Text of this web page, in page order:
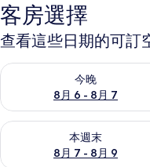
客房選擇
查看這些日期的可訂
今晚
8月 6 - 8月 7
查看今晚 8月 6 - 8月 7的
本週末
8月 7 - 8月 9
查看本週末 8月 7 - 8月 9的